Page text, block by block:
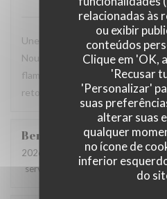
relacionadas às
ou exibir
conteúdos
Clique em 'OK,
'Recusar
'Personalizar'
suas
alterar suas
qualquer
no ícone de
inferior
do
Une table sympathique avec
Nous avons apprécié notre
flamiche au maroilles, etc) et le
retourner lors d'un prochaine
Benjamin M
2026-07-19
- 12:30 - guests 2
service
ambience 5/5 menu: